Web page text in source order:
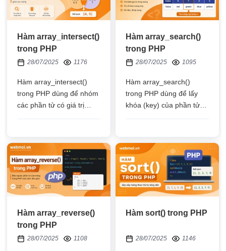
Hàm array_intersect()
trong PHP
28/07/2025 1176
Hàm array_intersect()
trong PHP dùng để nhóm
các phần tử có giá trị
Hàm array_search()
trong PHP
28/07/2025 1095
Hàm array_search()
trong PHP dùng để lấy
khóa (key) của phần tử
Hàm array_reverse()
trong PHP
28/07/2025 1108
Hàm sort() trong PHP
28/07/2025 1146